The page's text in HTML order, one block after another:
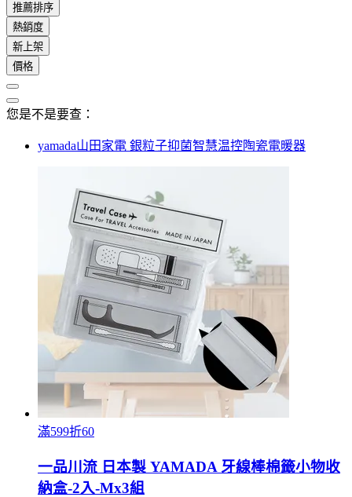
推薦排序
熱銷度
新上架
價格
您是不是要查：
yamada山田家電 銀粒子抑菌智慧温控陶瓷電暖器
滿599折60
一品川流 日本製 YAMADA 牙線棒棉籤小物收
納盒-2入-Mx3組